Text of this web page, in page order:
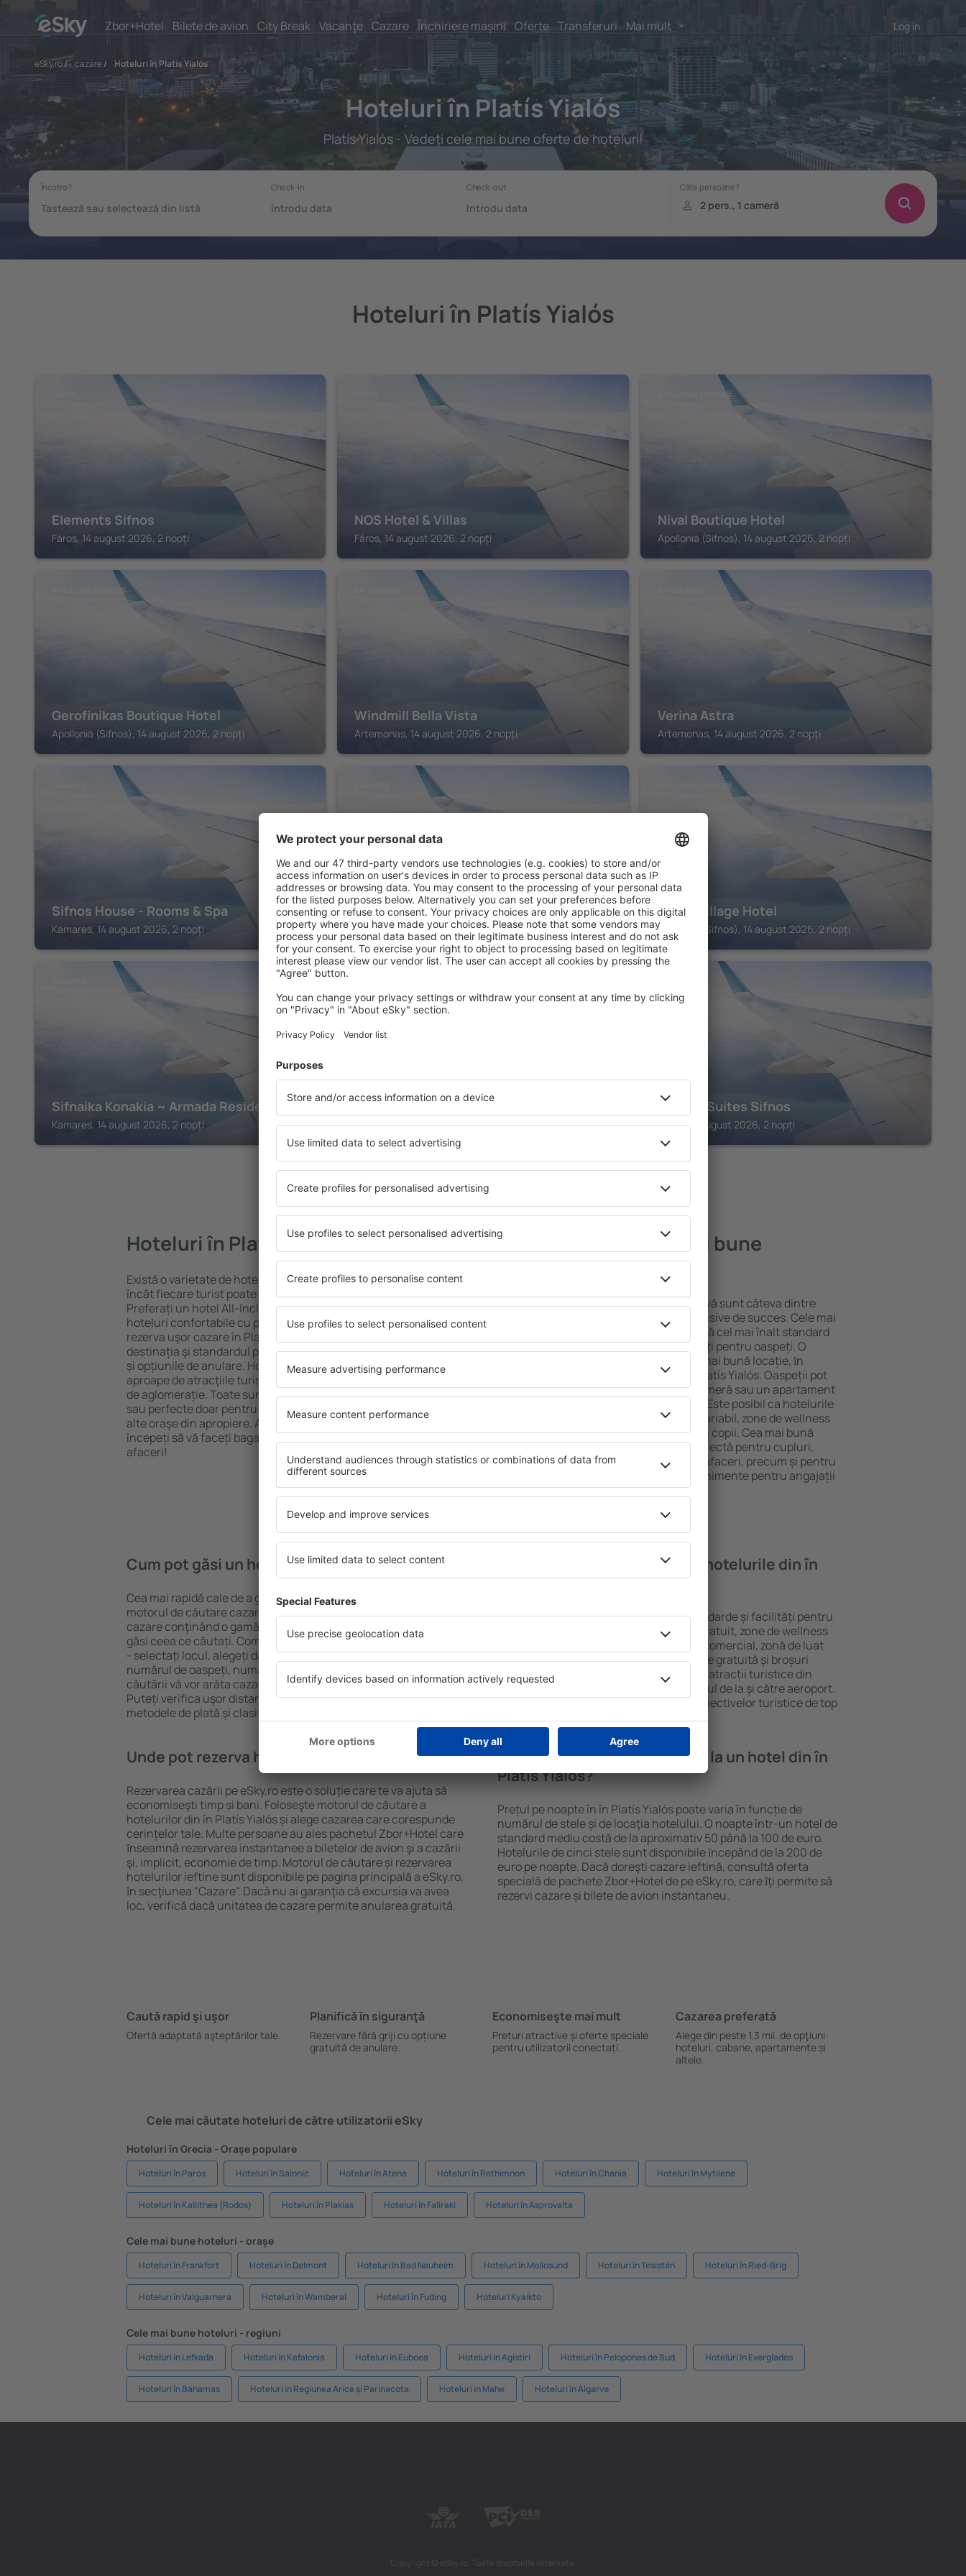
Zbor+Hotel Bilete de avion City Break Vacanţe Cazare Închiriere mașini Oferte Transferuri Mai mult Log in
eSky.ro/ cazare/ Hoteluri în Platís Yialós
Hoteluri în Platís Yialós
Platís Yialós - Vedeţi cele mai bune oferte de hoteluri!
Hoteluri în Platís Yialós
Elements Sifnos
Fáros, 14 august 2026, 2 nopți
NOS Hotel & Villas
Fáros, 14 august 2026, 2 nopți
APOLLONIA (SIFNOS)
Nival Boutique Hotel
Apollonia (Sifnos), 14 august 2026, 2 nopți
APOLLONIA (SIFNOS)
Gerofinikas Boutique Hotel
Apollonia (Sifnos), 14 august 2026, 2 nopți
Windmill Bella Vista
Artemonas, 14 august 2026, 2 nopți
Verina Astra
Artemonas, 14 august 2026, 2 nopți
Sifnos House - Rooms & Spa
Kamares, 14 august 2026, 2 nopți
ALK HOTEL™
Kamares, 14 august 2026, 2 nopți
APOLLONIA (SIFNOS)
Petali Village Hotel
Apollonia (Sifnos), 14 august 2026, 2 nopți
Sifnaika Konakia ~ Armada Residence
Kamares, 14 august 2026, 2 nopți
Smaragdi Hotel
Artemonas, 14 august 2026, 2 nopți
Enalion Suites Sifnos
Fáros, 14 august 2026, 2 nopți
Vedeți mai multe hoteluri în Platís Yialós
Hoteluri în Platís Yialós
Există o varietate de hoteluri disponibile în Platís Yialós, astfel
încât fiecare turist poate găsi cazare potrivită nevoilor sale.
Preferați un hotel All-Inclusive cu standarde ȋnalte sau preferați
hoteluri confortabile cu preţuri mici? Cu ajutorul nostru puteți
rezerva uşor cazare în Platís Yialós} pentru orice buget! Selectați
destinația şi standardul pentru hotel, verificați metodele de plată
și opțiunile de anulare. Hotelurile în Platís Yialós sunt situate atât
aproape de atracţiile turistice populare, cât și puțin mai departe
de aglomerație. Toate sunt disponibile pentru o vacanță lungă
sau perfecte doar pentru o noapte atunci când doriţi să vizitaţi şi
alte oraşe din apropiere. Alegeți hotelul care vi se potriveşte și
începeți să vă faceți bagajele pentru o vacanţă sau călătorie de
afaceri!
Platís Yialós – cele mai bune
hoteluri
O varietate de servicii și o locație atractivă sunt câteva dintre
elementele cheie ale unui hotel All-Inclusive de succes. Cele mai
bune hoteluri din Platís Yialós garantează cel mai înalt standard
pentru servicii și o gamă largă de facilități pentru oaspeți. O
cazare cu standarde ridicate oferă cea mai bună locație, ȋn
apropiere de principalele distracţii din Platís Yialós. Oaspeții pot
folosi parcarea gratuită și pot alege o cameră sau un apartament
care să corespundă perfect nevoilor lor. Este posibil ca hotelurile
cu standarde ȋnalte să ofere un meniu variabil, zone de wellness
precum spa și fitness, și activități pentru copii. Cea mai bună
cazare în Platís Yialós este o alegere perfectă pentru cupluri,
familii și persoane aflate în călătorie de afaceri, precum și pentru
companii care doresc să organizeze evenimente pentru angajații
lor.
Cum pot găsi un hotel în Platís Yialós?
Cea mai rapidă cale de a găsi un hotel în Platís Yialós este folosind
motorul de căutare cazare eSky. Baza mare de date cu locuri de
cazare conţinând o gamă largă de opţiuni este o garanție că veți
găsi ceea ce căutați. Completați câmpurile motorului de căutare
- selectați locul, alegeți data de check-in și check-out, adăugați
numărul de oaspeți, numărul de camere şi gata! Rezultatele
căutării vă vor arăta cazarea disponibilă ȋn perioada selectată.
Puteți verifica uşor distanța de la hotel ȋn centrul orașului,
metodele de plată și clasificarea hotelului.
Ce fel de facilităţi voi găsi ȋn hotelurile din în
Platís Yialós?
Hotelurile în Platís Yialós au diferite standarde și facilități pentru
oaspeți. Cele mai frecvente sunt Wi-Fi gratuit, zone de wellness
cu SPA, mini bar/seif în cameră, centru comercial, zonă de luat
masa, zonă de joacă pentru copii, parcare gratuită și broșuri
informative despre cele mai interesante atracții turistice din
zonă. Unele proprietăți includ și transferul de la și către aeroport.
Uneori, acestea încurajează vizitarea obiectivelor turistice de top
în Platís Yialós.
Unde pot rezerva hoteluri ȋn în Platís Yialós?
Rezervarea cazării pe eSky.ro este o soluție care te va ajuta să
economiseşti timp și bani. Foloseşte motorul de căutare a
hotelurilor din în Platís Yialós și alege cazarea care corespunde
cerințelor tale. Multe persoane au ales pachetul Zbor+Hotel care
ȋnseamnă rezervarea instantanee a biletelor de avion şi a cazării
şi, implicit, economie de timp. Motorul de căutare și rezervarea
hotelurilor ieftine sunt disponibile pe pagina principală a eSky.ro,
ȋn secţiunea "Cazare". Dacă nu ai garanţia că excursia va avea
loc, verifică dacă unitatea de cazare permite anularea gratuită.
Cât costă o noapte de cazare la un hotel din în
Platís Yialós?
Prețul pe noapte în în Platís Yialós poate varia în funcție de
numărul de stele și de locaţia hotelului. O noapte într-un hotel de
standard mediu costă de la aproximativ 50 până la 100 de euro.
Hotelurile de cinci stele sunt disponibile ȋncepând de la 200 de
euro pe noapte. Dacă doreşti cazare ieftină, consultă oferta
specială de pachete Zbor+Hotel de pe eSky.ro, care ȋţi permite să
rezervi cazare și bilete de avion instantaneu.
Caută rapid şi uşor
Ofertă adaptată aşteptărilor tale.
Planifică ȋn siguranţă
Rezervare fără griji cu opțiune
gratuită de anulare.
Economiseşte mai mult
Prețuri atractive și oferte speciale
pentru utilizatorii conectați.
Cazarea preferată
Alege din peste 1,3 mil. de opţiuni:
hoteluri, cabane, apartamente și
altele.
Cele mai căutate hoteluri de către utilizatorii eSky
Hoteluri în Grecia - Orașe populare
Hoteluri în Paros Hoteluri în Salonic Hoteluri în Atena Hoteluri în Rethimnon Hoteluri în Chania Hoteluri în Mytilene
Hoteluri în Kallithea (Rodos) Hoteluri în Plakias Hoteluri în Faliraki Hoteluri în Asprovalta
Cele mai bune hoteluri - orașe
Hoteluri în Frankfort Hoteluri în Delmont Hoteluri în Bad Nauheim Hoteluri în Mollosund Hoteluri în Tesistán Hoteluri în Ried-Brig
Hoteluri în Valguarnera Hoteluri în Wamberal Hoteluri în Fuding Hoteluri Kyaikto
Cele mai bune hoteluri - regiuni
Hoteluri in Lefkada Hoteluri in Kefalonia Hoteluri in Euboea Hoteluri in Agistiri Hoteluri în Pelopones de Sud Hoteluri în Everglades
Hoteluri în Bahamas Hoteluri in Regiunea Arica și Parinacota Hoteluri in Mahe Hoteluri în Algarve
Copyright © eSky.ro. Toate drepturile rezervate.